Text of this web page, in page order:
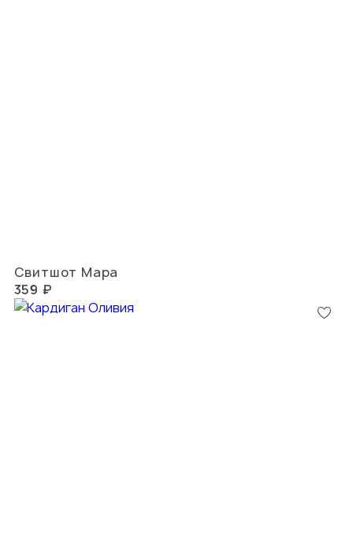
Свитшот Мара
359 ₽